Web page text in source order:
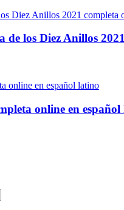
de los Diez Anillos
online en